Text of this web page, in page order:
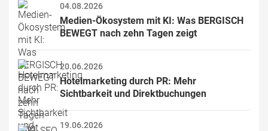
04.08.2026
Medien-Ökosystem mit KI: Was BERGISCH
BEWEGT nach zehn Tagen zeigt
20.06.2026
Hotelmarketing durch PR: Mehr
Sichtbarkeit und Direktbuchungen
19.06.2026